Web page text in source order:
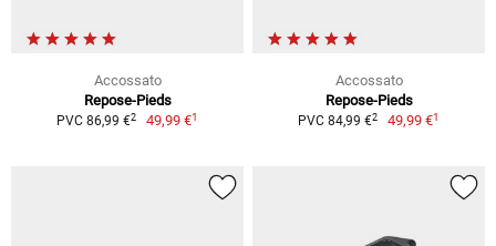
Accossato
Repose-Pieds
PVC 86,99 €2 49,99 €1
Accossato
Repose-Pieds
PVC 84,99 €2 49,99 €1